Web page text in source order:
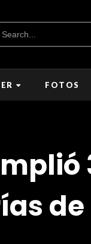
FOTOS
de